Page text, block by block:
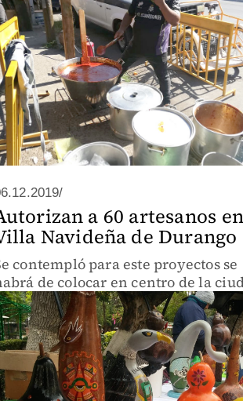
a 60 artesanos en
Navideña de Durango
contempló para este proyectos se
de colocar en centro de la